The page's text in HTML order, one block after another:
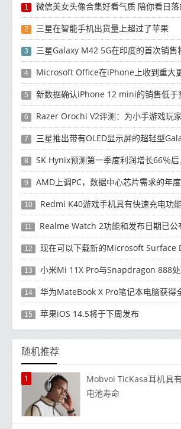
1 微信美女头像合集好看气质 陪你看日落的
2 三星在智能手机出货量上超过了苹果
3 三星Galaxy M42 5G在印度的首次销售
4 Microsoft Office在iPhone上收到重大
5 新数据确认iPhone 12 mini的销售低于
6 Razer Orochi V2评测：为小手游戏玩
7 三星推出带有OLED显示屏的超轻型Galaxy Book Pro和Galaxy
8 SK Hynix预测第一季度利润增长66％后，对
9 AMD上调PC，数据中心芯片需求的年
10 Redmi K40游戏手机具有快速充电功
11 Realme Watch 2功能和发布日期已公
12 现在可以下载新的Microsoft Surface
13 小米Mi 11X Pro与Snapdragon 888
14 华为MateBook X Pro笔记本电脑获得
15 苹果iOS 14.5将于下周发布
随机推荐
1
Mobvoi TicKasa耳机具
电池寿命